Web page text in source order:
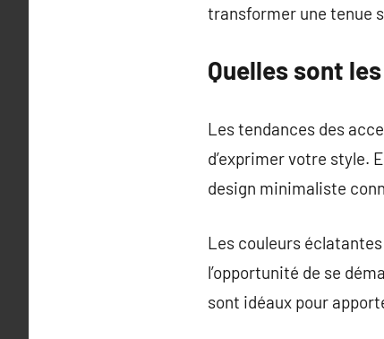
transformer une tenue
Quelles sont
Les tendances des
d’exprimer votre style.
design minimaliste
Les couleurs
l’opportunité de se
sont idéaux pour